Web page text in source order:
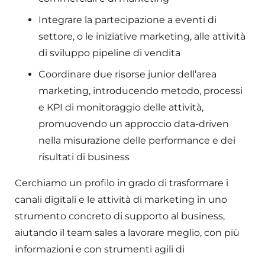
Integrare la partecipazione a eventi di
settore, o le iniziative marketing, alle attività
di sviluppo pipeline di vendita
Coordinare due risorse junior dell’area
marketing, introducendo metodo, processi
e KPI di monitoraggio delle attività,
promuovendo un approccio data-driven
nella misurazione delle performance e dei
risultati di business
Cerchiamo un profilo in grado di trasformare i
canali digitali e le attività di marketing in uno
strumento concreto di supporto al business,
aiutando il team sales a lavorare meglio, con più
informazioni e con strumenti agili di